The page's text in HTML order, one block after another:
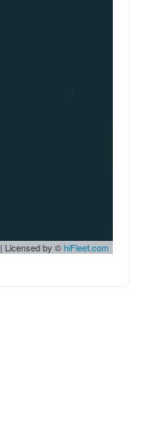
| Licensed by ©hiFleet.com